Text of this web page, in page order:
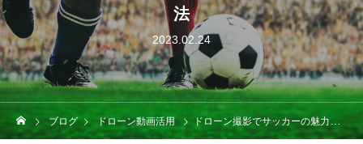
法
2023.02.24
ブログ ドローン動画活用 ドローン撮影でサッカーの魅力を伝える方法